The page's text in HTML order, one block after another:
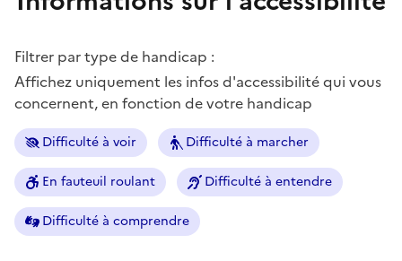
Filtrer par type de handicap :
Affichez uniquement les infos d'accessibilité qui vous
concernent, en fonction de votre handicap
Difficulté à voir Difficulté à marcher
En fauteuil roulant Difficulté à entendre
Difficulté à comprendre